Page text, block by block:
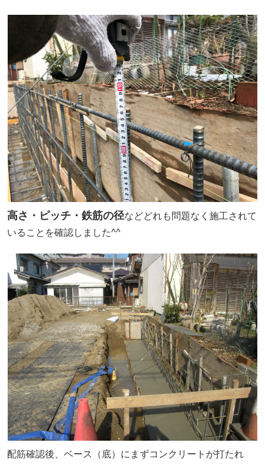
高さ・ピッチ・鉄筋の径などどれも問題なく施工されて
いることを確認しました^^
配筋確認後、ベース（底）にまずコンクリートが打たれ